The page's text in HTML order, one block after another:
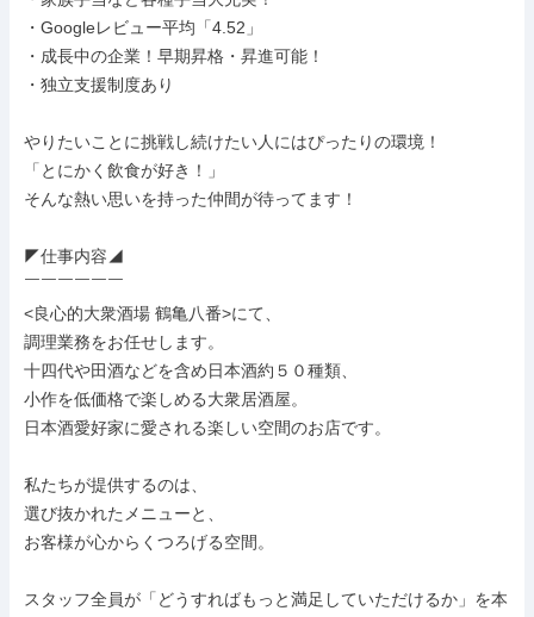
・Googleレビュー平均「4.52」
・成長中の企業！早期昇格・昇進可能！
・独立支援制度あり
やりたいことに挑戦し続けたい人にはぴったりの環境！
「とにかく飲食が好き！」
そんな熱い思いを持った仲間が待ってます！
◤仕事内容◢
￣￣￣￣￣￣
<良心的大衆酒場 鶴亀八番>にて、
調理業務をお任せします。
十四代や田酒などを含め日本酒約５０種類、
小作を低価格で楽しめる大衆居酒屋。
日本酒愛好家に愛される楽しい空間のお店です。
私たちが提供するのは、
選び抜かれたメニューと、
お客様が心からくつろげる空間。
スタッフ全員が「どうすればもっと満足していただけるか」を本